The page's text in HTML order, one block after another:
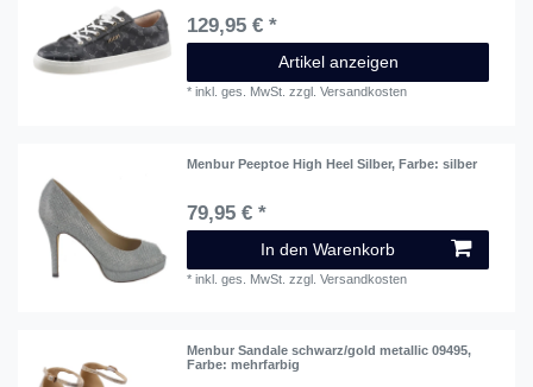
129,95 € *
Artikel anzeigen
*inkl. ges. MwSt. zzgl.Versandkosten
Menbur Peeptoe High Heel Silber, Farbe: silber
79,95 € *
In den Warenkorb
*inkl. ges. MwSt. zzgl.Versandkosten
Menbur Sandale schwarz/gold metallic 09495,
Farbe: mehrfarbig